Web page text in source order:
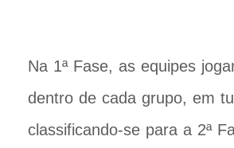
Na 1ª Fase, as equipes
dentro de cada grupo, em
classificando-se para a 2ª